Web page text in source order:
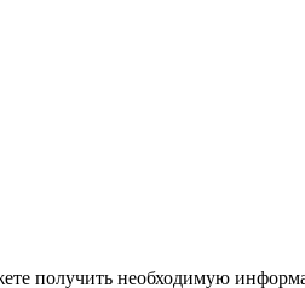
получить необходимую